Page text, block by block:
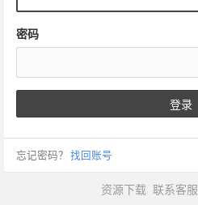
密码
登录
忘记密码？ 找回账号
资源下载 联系客服